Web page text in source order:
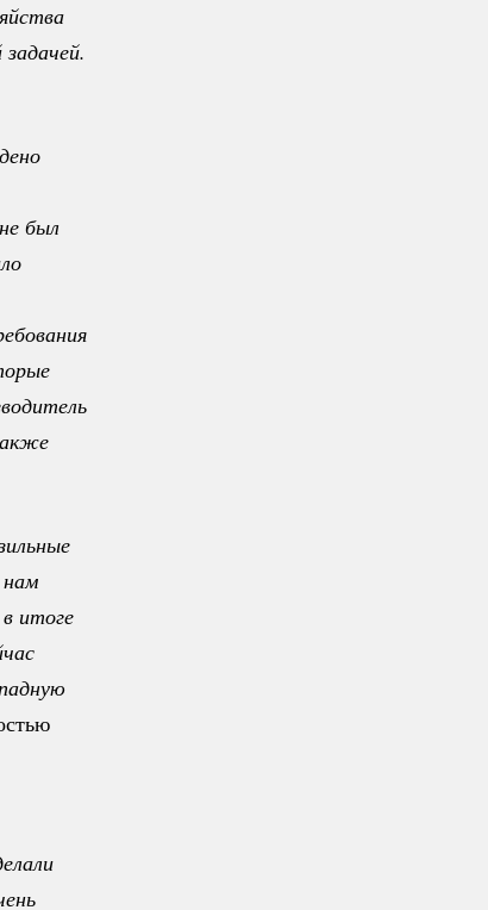
был
нам
итоге